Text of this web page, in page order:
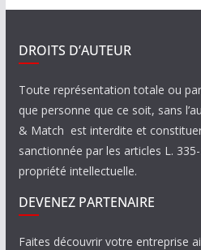
DROITS D’AUTEUR
Toute représentation totale ou
que personne que ce soit, sans
& Match est interdite et
sanctionnée par les articles L.
propriété intellectuelle.
DEVENEZ PARTENAIRE
Faites découvrir votre entreprise